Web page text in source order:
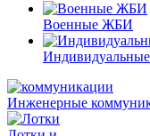
Военные ЖБИ
Инженерные